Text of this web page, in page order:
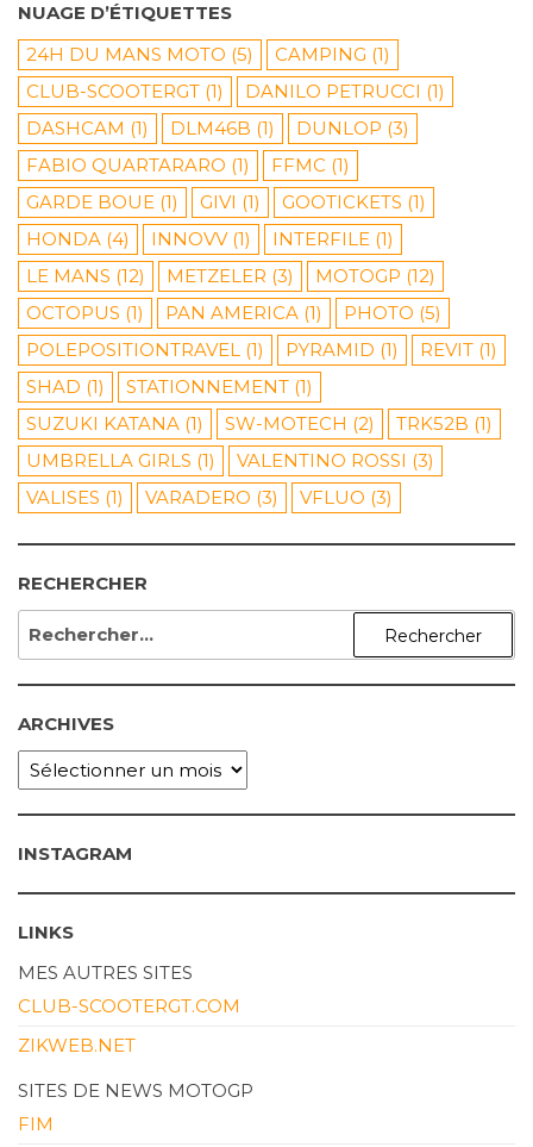
NUAGE D’ÉTIQUETTES
24H DU MANS MOTO (5) CAMPING (1)
CLUB-SCOOTERGT (1) DANILO PETRUCCI (1)
DASHCAM (1) DLM46B (1) DUNLOP (3)
FABIO QUARTARARO (1) FFMC (1)
GARDE BOUE (1) GIVI (1) GOOTICKETS (1)
HONDA (4) INNOVV(1) INTERFILE (1)
LE MANS (12) METZELER (3) MOTOGP (12)
OCTOPUS (1) PAN AMERICA (1) PHOTO (5)
POLEPOSITIONTRAVEL (1) PYRAMID (1) REVIT (1)
SHAD (1) STATIONNEMENT (1)
SUZUKI KATANA (1) SW-MOTECH (2) TRK52B (1)
UMBRELLA GIRLS (1) VALENTINO ROSSI (3)
VALISES (1) VARADERO (3) VFLUO (3)
RECHERCHER
RECHERCHER :
ARCHIVES
ARCHIVES
INSTAGRAM
LINKS
MES AUTRES SITES
CLUB-SCOOTERGT.COM
ZIKWEB.NET
SITES DE NEWS MOTOGP
FIM